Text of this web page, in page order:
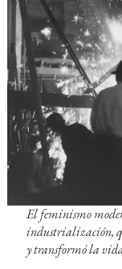
El feminismo
industrialización,
y transformó la